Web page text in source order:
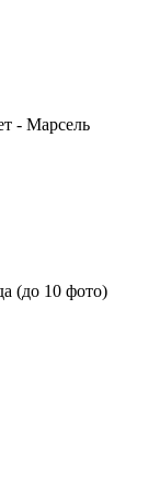
- Марсель
(до 10 фото)